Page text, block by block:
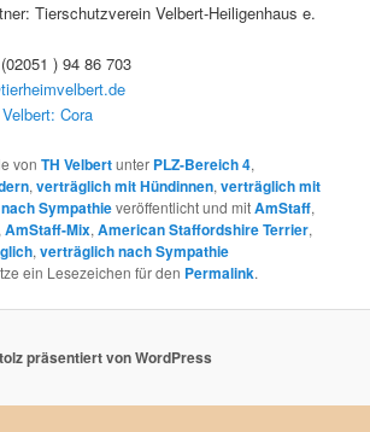
Tierschutzverein Velbert-Heiligenhaus e.
(02051 ) 94 86 703
Cora
vonTH Velbertunter PLZ-Bereich 4,
,verträglich mit Hündinnen,verträglich mit
Sympathieveröffentlicht und mitAmStaff,
,AmStaff-Mix,American Staffordshire Terrier,
,verträglich nach Sympathie
ein Lesezeichen für den Permalink.
präsentiert von WordPress